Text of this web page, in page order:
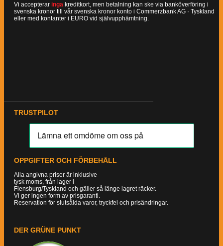
Vi accepterar inga kreditkort, men betalning kan ske via banköverföring i
svenska kronor till vår svenska kronor konto i Commerzbank AG · Tyskland
eller med kontanter i EURO vid självupphämtning.
TRUSTPILOT
OPPGIFTER OCH FÖRBEHÅLL
Alla angivna priser är inklusive
tysk moms, från lager i
Flensburg/Tyskland och gäller så länge lagret räcker.
Vi ger ingen form av prisgaranti.
Reservation för slutsålda varor, tryckfel och prisändringar.
DER GRÜNE PUNKT